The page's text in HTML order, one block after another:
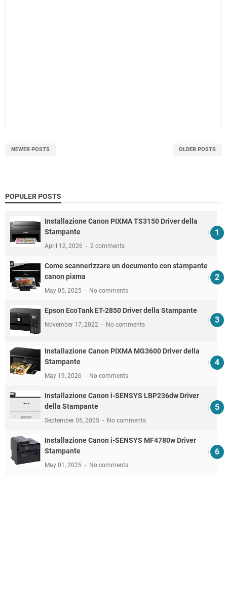
NEWER POSTS OLDER POSTS
POPULER POSTS
Installazione Canon PIXMA TS3150 Driver della
Stampante
April 12, 2026 2 comments
Come scannerizzare un documento con stampante
canon pixma
May 05, 2025 No comments
Epson EcoTank ET-2850 Driver della Stampante
November 17, 2022 No comments
Installazione Canon PIXMA MG3600 Driver della
Stampante
May 19, 2026 No comments
Installazione Canon i-SENSYS LBP236dw Driver
della Stampante
September 05, 2025 No comments
Installazione Canon i-SENSYS MF4780w Driver
Stampante
May 01, 2025 No comments